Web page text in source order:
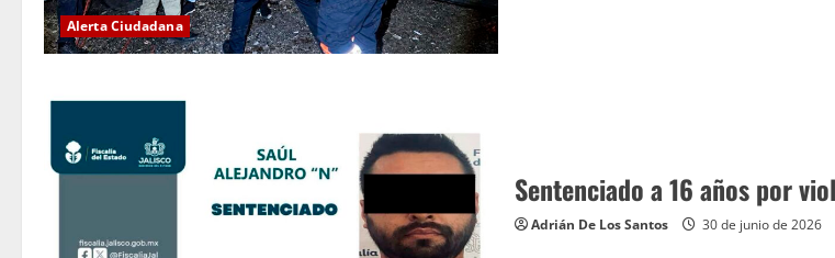
Alerta Ciudadana
Sentenciado a 16 años por
Adrián De Los Santos 30 de junio de 2026